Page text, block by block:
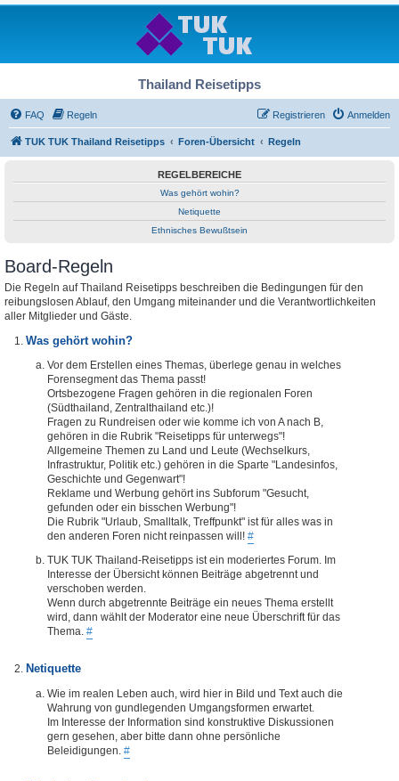
Thailand Reisetipps
FAQ Regeln Anmelden
Registrieren
TUK TUK Thailand Reisetipps Foren-Übersicht Regeln
REGELBEREICHE
Was gehört wohin?
Netiquette
Ethnisches Bewußtsein
Board-Regeln
Die Regeln auf Thailand Reisetipps beschreiben die Bedingungen für den
reibungslosen Ablauf, den Umgang miteinander und die Verantwortlichkeiten
aller Mitglieder und Gäste.
Was gehört wohin?
Vor dem Erstellen eines Themas, überlege genau in welches
Forensegment das Thema passt!
Ortsbezogene Fragen gehören in die regionalen Foren
(Südthailand, Zentralthailand etc.)!
Fragen zu Rundreisen oder wie komme ich von A nach B,
gehören in die Rubrik "Reisetipps für unterwegs"!
Allgemeine Themen zu Land und Leute (Wechselkurs,
Infrastruktur, Politik etc.) gehören in die Sparte "Landesinfos,
Geschichte und Gegenwart"!
Reklame und Werbung gehört ins Subforum "Gesucht,
gefunden oder ein bisschen Werbung"!
Die Rubrik "Urlaub, Smalltalk, Treffpunkt" ist für alles was in
den anderen Foren nicht reinpassen will! #
TUK TUK Thailand-Reisetipps ist ein moderiertes Forum. Im
Interesse der Übersicht können Beiträge abgetrennt und
verschoben werden.
Wenn durch abgetrennte Beiträge ein neues Thema erstellt
wird, dann wählt der Moderator eine neue Überschrift für das
Thema. #
Netiquette
Wie im realen Leben auch, wird hier in Bild und Text auch die
Wahrung von gundlegenden Umgangsformen erwartet.
Im Interesse der Information sind konstruktive Diskussionen
gern gesehen, aber bitte dann ohne persönliche
Beleidigungen. #